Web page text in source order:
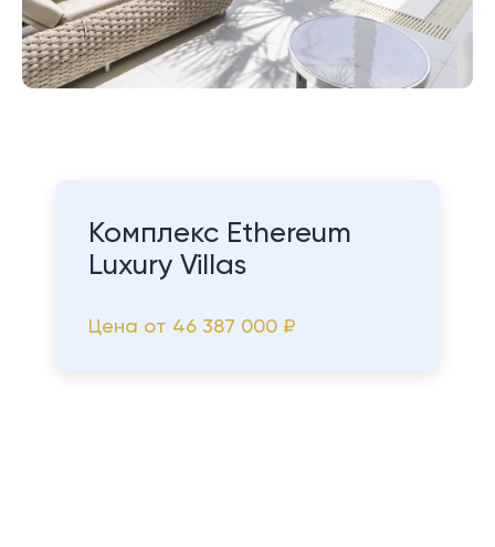
Комплекс Ethereum
Luxury Villas
Цена от 46 387 000 ₽